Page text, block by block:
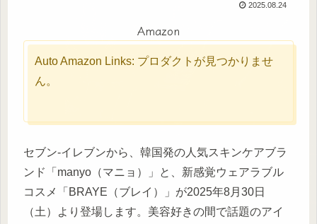
2025.08.24
Amazon
Auto Amazon Links: プロダクトが見つかりませ
ん。
セブン‐イレブンから、韓国発の人気スキンケアブラ
ンド「manyo（マニョ）」と、新感覚ウェアラブル
コスメ「BRAYE（ブレイ）」が2025年8月30日
（土）より登場します。美容好きの間で話題のアイ